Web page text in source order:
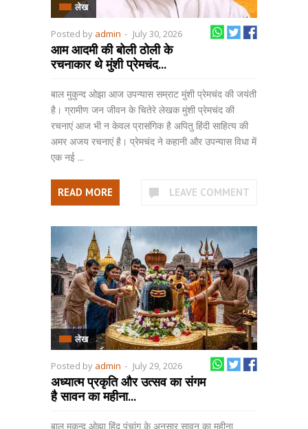
लेख
Posted by admin - July 30, 2026
आम आदमी की बोली ठोली के
रचनाकार थे मुंशी प्रेमचंद...
बाल मुकुन्द ओझा आज उपन्यास सम्राट मुंशी प्रेमचंद की जयंती
है। ग्रामीण जन जीवन के चितेरे लेखक मुंशी प्रेमचंद की
रचनाएं आज भी न केवल प्रासंगिक है अपितु हिंदी साहित्य की
अमर अजय रचनाएं है। प्रेमचंद ने कहानी और उपन्यास विधा में
एक नई ...
READ MORE LEAVE COMMENT
लेख
Posted by admin - July 29, 2026
अध्यात्म प्रकृति और उत्सव का संगम
है सावन का महीना...
बाल मुकुन्द ओझा हिंदू पंचांग के अनुसार सावन का महीना